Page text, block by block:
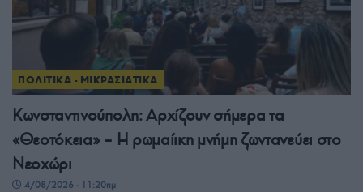
ΠΟΛΙΤΙΚΑ - ΜΙΚΡΑΣΙΑΤΙΚΑ
Κωνσταντινούπολη: Αρχίζουν σήμερα τα
«Θεοτόκεια» – Η ρωμαίικη μνήμη ζωντανεύει στο
Νεοχώρι
4/08/2026 - 11:20πμ